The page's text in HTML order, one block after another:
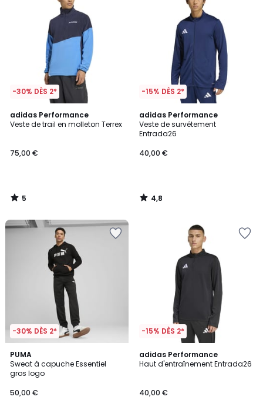
-30% DÈS 2*
adidas Performance
Veste de trail en molleton Terrex
75,00 €
5
/
5
/
-15% DÈS 2*
adidas Performance
Veste de survêtement
Entrada26
40,00 €
4,8
/ 5
4,8
/
-30% DÈS 2*
PUMA
Sweat à capuche Essentiel
gros logo
50,00 €
-15% DÈS 2*
adidas Performance
Haut d'entraînement Entrada26
40,00 €
4,8
/ 5